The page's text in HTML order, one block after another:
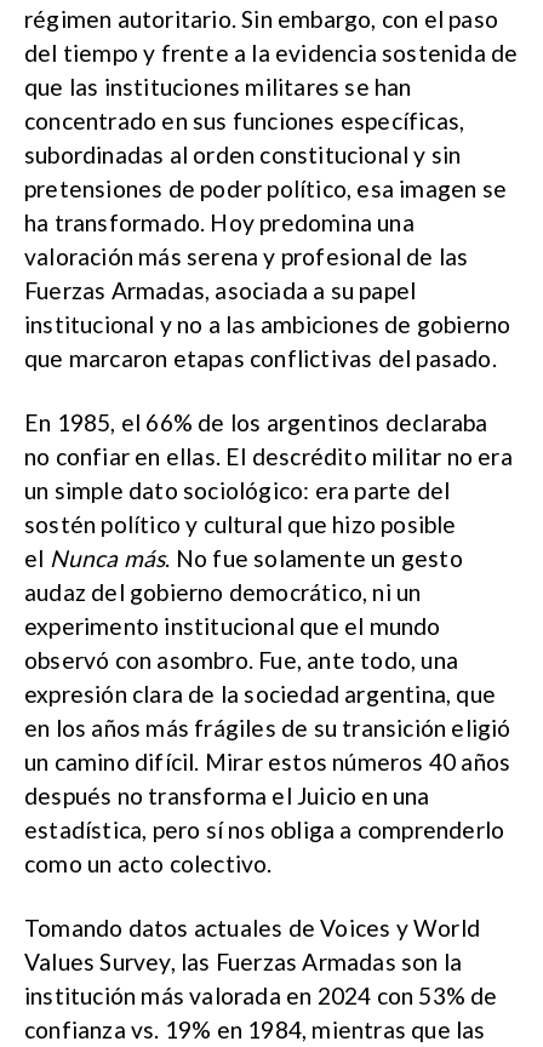
régimen autoritario. Sin embargo, con el paso
del tiempo y frente a la evidencia sostenida de
que las instituciones militares se han
concentrado en sus funciones específicas,
subordinadas al orden constitucional y sin
pretensiones de poder político, esa imagen se
ha transformado. Hoy predomina una
valoración más serena y profesional de las
Fuerzas Armadas, asociada a su papel
institucional y no a las ambiciones de gobierno
que marcaron etapas conflictivas del pasado.
En 1985, el 66% de los argentinos declaraba
no confiar en ellas. El descrédito militar no era
un simple dato sociológico: era parte del
sostén político y cultural que hizo posible
el Nunca más. No fue solamente un gesto
audaz del gobierno democrático, ni un
experimento institucional que el mundo
observó con asombro. Fue, ante todo, una
expresión clara de la sociedad argentina, que
en los años más frágiles de su transición eligió
un camino difícil. Mirar estos números 40 años
después no transforma el Juicio en una
estadística, pero sí nos obliga a comprenderlo
como un acto colectivo.
Tomando datos actuales de Voices y World
Values Survey, las Fuerzas Armadas son la
institución más valorada en 2024 con 53% de
confianza vs. 19% en 1984, mientras que las